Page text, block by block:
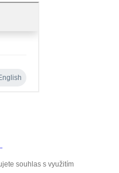
souhlas s využitím